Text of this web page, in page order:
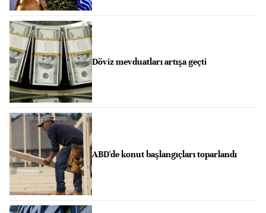
Döviz mevduatları artışa geçti
ABD'de konut başlangıçları toparlandı